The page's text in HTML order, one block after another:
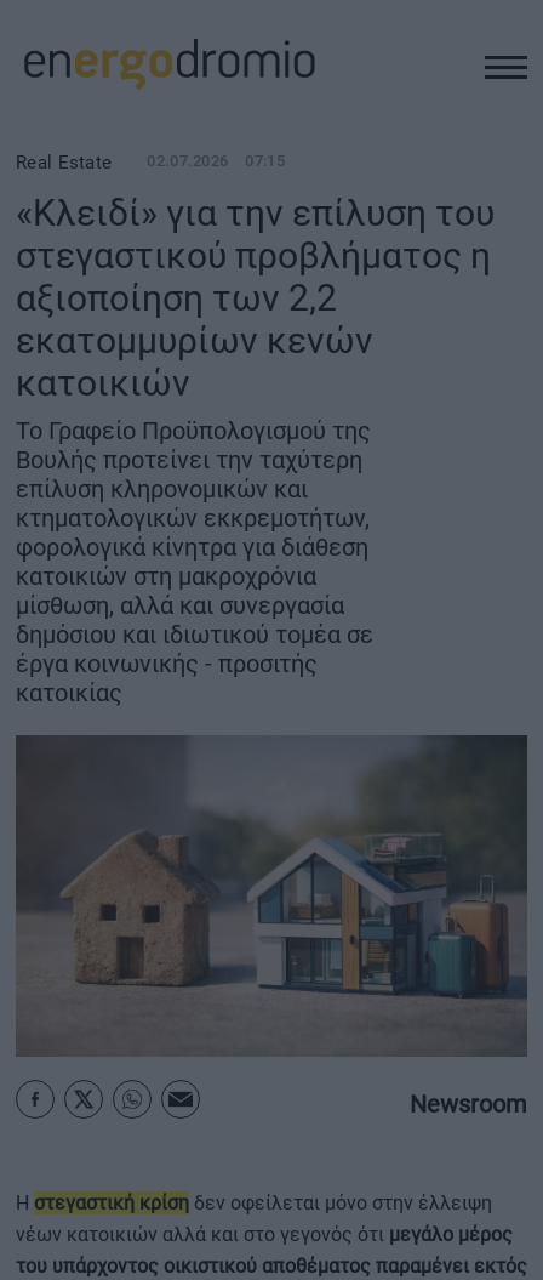
ΥΠΟΔΟΜΕΣ
REAL ESTATE
ΠΕΡΙΒΑΛΛΟΝ
ΕΝΕΡΓΕΙΑ
ΜΕΤΑΦΟΡΕΣ - ΗΛΕΚΤΡΟΚΙΝΗΣΗ
ΨΗΦΙΑΚΟΣ ΚΟΣΜΟΣ
ΟΙΚΟΝΟΜΙΑ - ΕΠΙΧΕΙΡΗΣΕΙΣ
MY PROPERTY
ΚΑΡΑΜΠΟΛΕΣ
ΟΡΟΙ ΧΡΗΣΗΣ
ΕΠΙΚΟΙΝΩΝΙΑ
ΤΑΥΤΟΤΗΤΑ
Real Estate 02.07.2026 07:15
«Κλειδί» για την επίλυση του
στεγαστικού προβλήματος η
αξιοποίηση των 2,2
εκατομμυρίων κενών
κατοικιών
Το Γραφείο Προϋπολογισμού της
Βουλής προτείνει την ταχύτερη
επίλυση κληρονομικών και
κτηματολογικών εκκρεμοτήτων,
φορολογικά κίνητρα για διάθεση
κατοικιών στη μακροχρόνια
μίσθωση, αλλά και συνεργασία
δημόσιου και ιδιωτικού τομέα σε
έργα κοινωνικής - προσιτής
κατοικίας
Newsroom
Η στεγαστική κρίση δεν οφείλεται μόνο στην έλλειψη
νέων κατοικιών αλλά και στο γεγονός ότι μεγάλο μέρος
του υπάρχοντος οικιστικού αποθέματος παραμένει εκτός